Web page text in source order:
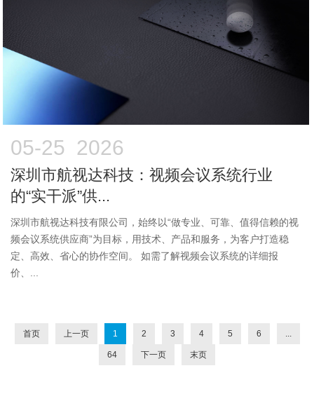
05-25 2026
深圳市航视达科技：视频会议系统行业
的“实干派”供...
深圳市航视达科技有限公司，始终以“做专业、可靠、值得信赖的视
频会议系统供应商”为目标，用技术、产品和服务，为客户打造稳
定、高效、省心的协作空间。 如需了解视频会议系统的详细报
价、...
首页 上一页 1 2 3 4 5 6 ...
64 下一页 末页